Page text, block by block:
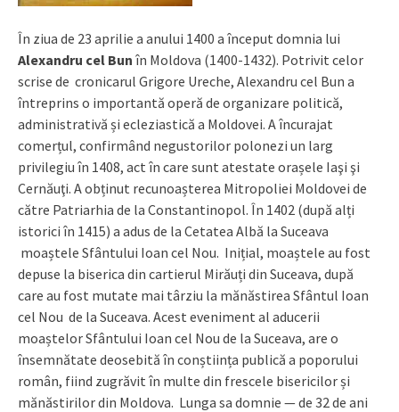
În ziua de 23 aprilie a anului 1400 a început domnia lui
Alexandru cel Bun în Moldova (1400-1432). Potrivit celor
scrise de cronicarul Grigore Ureche, Alexandru cel Bun a
întreprins o importantă operă de organizare politică,
administrativă și ecleziastică a Moldovei. A încurajat
comerțul, confirmând negustorilor polonezi un larg
privilegiu în 1408, act în care sunt atestate orașele Iaşi şi
Cernăuţi. A obținut recunoașterea Mitropoliei Moldovei de
către Patriarhia de la Constantinopol. În 1402 (după alți
istorici în 1415) a adus de la Cetatea Albă la Suceava
moaștele Sfântului Ioan cel Nou. Inițial, moaștele au fost
depuse la biserica din cartierul Mirăuți din Suceava, după
care au fost mutate mai târziu la mănăstirea Sfântul Ioan
cel Nou de la Suceava. Acest eveniment al aducerii
moaștelor Sfântului Ioan cel Nou de la Suceava, are o
însemnătate deosebită în conștiința publică a poporului
român, fiind zugrăvit în multe din frescele bisericilor și
mănăstirilor din Moldova. Lunga sa domnie — de 32 de ani